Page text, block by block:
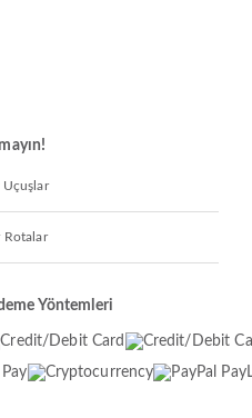
Uçuşlar
Rotalar
Yöntemleri